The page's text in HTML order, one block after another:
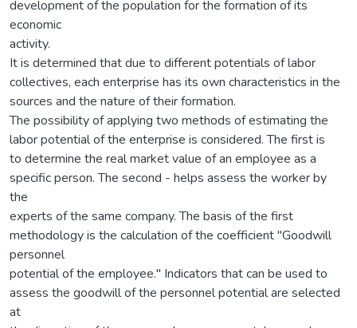
development of the population for the formation of its
economic
activity.
It is determined that due to different potentials of labor
collectives, each enterprise has its own characteristics in the
sources and the nature of their formation.
The possibility of applying two methods of estimating the
labor potential of the enterprise is considered. The first is
to determine the real market value of an employee as a
specific person. The second - helps assess the worker by
the
experts of the same company. The basis of the first
methodology is the calculation of the coefficient "Goodwill
personnel
potential of the employee." Indicators that can be used to
assess the goodwill of the personnel potential are selected
at